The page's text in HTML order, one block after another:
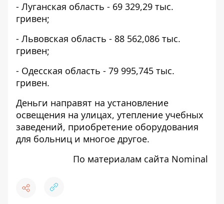
- Луганская область - 69 329,29 тыс.
гривен;
- Львовская область - 88 562,086 тыс.
гривен;
- Одесская область - 79 995,745 тыс.
гривен.
Деньги направят на установление
освещения на улицах, утепление учебных
заведений, приобретение оборудования
для больниц и многое другое.
По материалам сайта Nominal